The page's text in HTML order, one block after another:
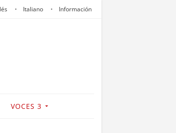
Italiano Información
VOCES 3